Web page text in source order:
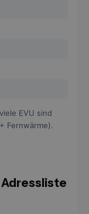
EVU sind
Fernwärme).